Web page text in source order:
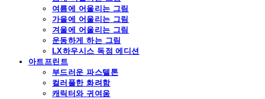
여름에 어울리는 그림
가을에 어울리는 그림
겨울에 어울리는 그림
운동하게 하는 그림
LX하우시스 독점 에디션
아트프린트
부드러운 파스텔톤
컬러풀한 화려함
캐릭터와 귀여움